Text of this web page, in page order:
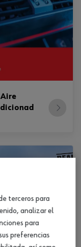
Aire
terceros para
analizar el
para
preferencias